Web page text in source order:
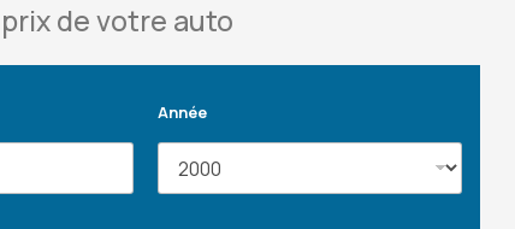
de votre auto
Année